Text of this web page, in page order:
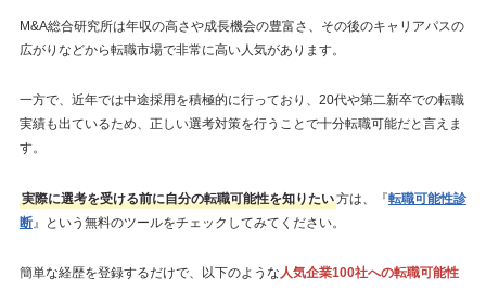
M&A総合研究所は年収の高さや成長機会の豊富さ、その後のキャリアパスの
広がりなどから転職市場で非常に高い人気があります。
一方で、近年では中途採用を積極的に行っており、20代や第二新卒での転職
実績も出ているため、正しい選考対策を行うことで十分転職可能だと言えま
す。
実際に選考を受ける前に自分の転職可能性を知りたい方は、『転職可能性診
断』という無料のツールをチェックしてみてください。
簡単な経歴を登録するだけで、以下のような人気企業100社への転職可能性